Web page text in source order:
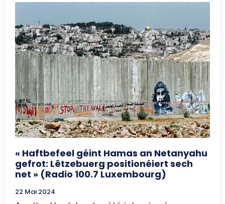
« Haftbefeel géint Hamas an Netanyahu
gefrot: Lëtzebuerg positionéiert sech
net » (Radio 100.7 Luxembourg)
22 Mai 2024